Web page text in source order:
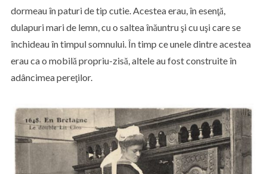
dormeau în paturi de tip cutie. Acestea erau, în esenţă,
dulapuri mari de lemn, cu o saltea înăuntru şi cu uşi care se
închideau în timpul somnului. În timp ce unele dintre acestea
erau ca o mobilă propriu-zisă, altele au fost construite în
adâncimea pereţilor.